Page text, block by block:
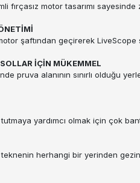
fırçasız motor tasarımı
şaftından geçirerek LiveScope
İÇİN MÜKEMMEL
pruva alanının sınırlı
yardımcı olmak için çok
herhangi bir yerinden